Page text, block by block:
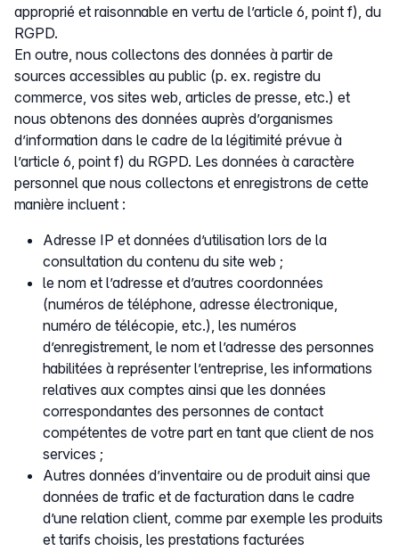
approprié et raisonnable en vertu de l’article 6, point f), du
RGPD.
En outre, nous collectons des données à partir de
sources accessibles au public (p. ex. registre du
commerce, vos sites web, articles de presse, etc.) et
nous obtenons des données auprès d’organismes
d’information dans le cadre de la légitimité prévue à
l’article 6, point f) du RGPD. Les données à caractère
personnel que nous collectons et enregistrons de cette
manière incluent :
Adresse IP et données d’utilisation lors de la
consultation du contenu du site web ;
le nom et l’adresse et d’autres coordonnées
(numéros de téléphone, adresse électronique,
numéro de télécopie, etc.), les numéros
d’enregistrement, le nom et l’adresse des personnes
habilitées à représenter l’entreprise, les informations
relatives aux comptes ainsi que les données
correspondantes des personnes de contact
compétentes de votre part en tant que client de nos
services ;
Autres données d’inventaire ou de produit ainsi que
données de trafic et de facturation dans le cadre
d’une relation client, comme par exemple les produits
et tarifs choisis, les prestations facturées